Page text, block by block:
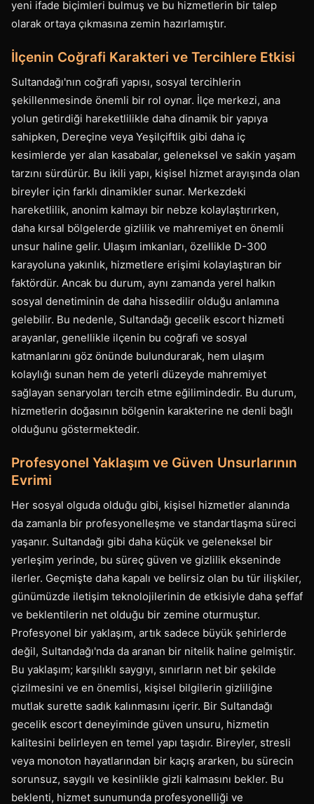
yeni ifade biçimleri bulmuş ve bu hizmetlerin bir talep
olarak ortaya çıkmasına zemin hazırlamıştır.
İlçenin Coğrafi Karakteri ve Tercihlere Etkisi
Sultandağı'nın coğrafi yapısı, sosyal tercihlerin
şekillenmesinde önemli bir rol oynar. İlçe merkezi, ana
yolun getirdiği hareketlilikle daha dinamik bir yapıya
sahipken, Dereçine veya Yeşilçiftlik gibi daha iç
kesimlerde yer alan kasabalar, geleneksel ve sakin yaşam
tarzını sürdürür. Bu ikili yapı, kişisel hizmet arayışında olan
bireyler için farklı dinamikler sunar. Merkezdeki
hareketlilik, anonim kalmayı bir nebze kolaylaştırırken,
daha kırsal bölgelerde gizlilik ve mahremiyet en önemli
unsur haline gelir. Ulaşım imkanları, özellikle D-300
karayoluna yakınlık, hizmetlere erişimi kolaylaştıran bir
faktördür. Ancak bu durum, aynı zamanda yerel halkın
sosyal denetiminin de daha hissedilir olduğu anlamına
gelebilir. Bu nedenle, Sultandağı gecelik escort hizmeti
arayanlar, genellikle ilçenin bu coğrafi ve sosyal
katmanlarını göz önünde bulundurarak, hem ulaşım
kolaylığı sunan hem de yeterli düzeyde mahremiyet
sağlayan senaryoları tercih etme eğilimindedir. Bu durum,
hizmetlerin doğasının bölgenin karakterine ne denli bağlı
olduğunu göstermektedir.
Profesyonel Yaklaşım ve Güven Unsurlarının
Evrimi
Her sosyal olguda olduğu gibi, kişisel hizmetler alanında
da zamanla bir profesyonelleşme ve standartlaşma süreci
yaşanır. Sultandağı gibi daha küçük ve geleneksel bir
yerleşim yerinde, bu süreç güven ve gizlilik ekseninde
ilerler. Geçmişte daha kapalı ve belirsiz olan bu tür ilişkiler,
günümüzde iletişim teknolojilerinin de etkisiyle daha şeffaf
ve beklentilerin net olduğu bir zemine oturmuştur.
Profesyonel bir yaklaşım, artık sadece büyük şehirlerde
değil, Sultandağı'nda da aranan bir nitelik haline gelmiştir.
Bu yaklaşım; karşılıklı saygıyı, sınırların net bir şekilde
çizilmesini ve en önemlisi, kişisel bilgilerin gizliliğine
mutlak surette sadık kalınmasını içerir. Bir Sultandağı
gecelik escort deneyiminde güven unsuru, hizmetin
kalitesini belirleyen en temel yapı taşıdır. Bireyler, stresli
veya monoton hayatlarından bir kaçış ararken, bu sürecin
sorunsuz, saygılı ve kesinlikle gizli kalmasını bekler. Bu
beklenti, hizmet sunumunda profesyonelliği ve